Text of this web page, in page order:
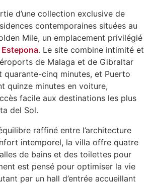
d’une collection exclusive de
contemporaines situées au
Mile, un emplacement privilégié
Estepona. Le site combine intimité et
de Malaga et de Gibraltar
quarante-cinq minutes, et Puerto
quinze minutes en voiture,
facile aux destinations les plus
del Sol.
raffiné entre l’architecture
intemporel, la villa offre quatre
de bains et des toilettes pour
est pensé pour optimiser la vie
par un hall d’entrée accueillant